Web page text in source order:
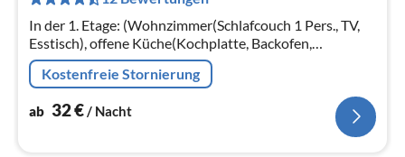
In der 1. Etage: (Wohnzimmer(Schlafcouch 1 Pers., TV,
Esstisch), offene Küche(Kochplatte, Backofen,
Kühl-/Gefrierkombination), Schlafzimmer(Einzelbett,
Doppelbett)
Kostenfreie Stornierung
ab 32€ / Nacht